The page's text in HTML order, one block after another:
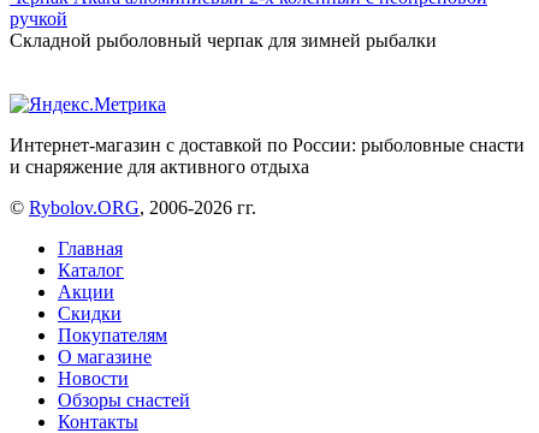
ручкой
Складной рыболовный черпак для зимней рыбалки
Интернет-магазин с доставкой по России: рыболовные снасти
и снаряжение для активного отдыха
© Rybolov.ORG, 2006-2026 гг.
Главная
Каталог
Акции
Скидки
Покупателям
О магазине
Новости
Обзоры снастей
Контакты